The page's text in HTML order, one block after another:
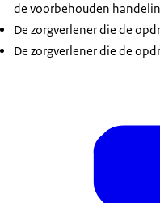
de voorbehouden
De zorgverlener die de
De zorgverlener die de